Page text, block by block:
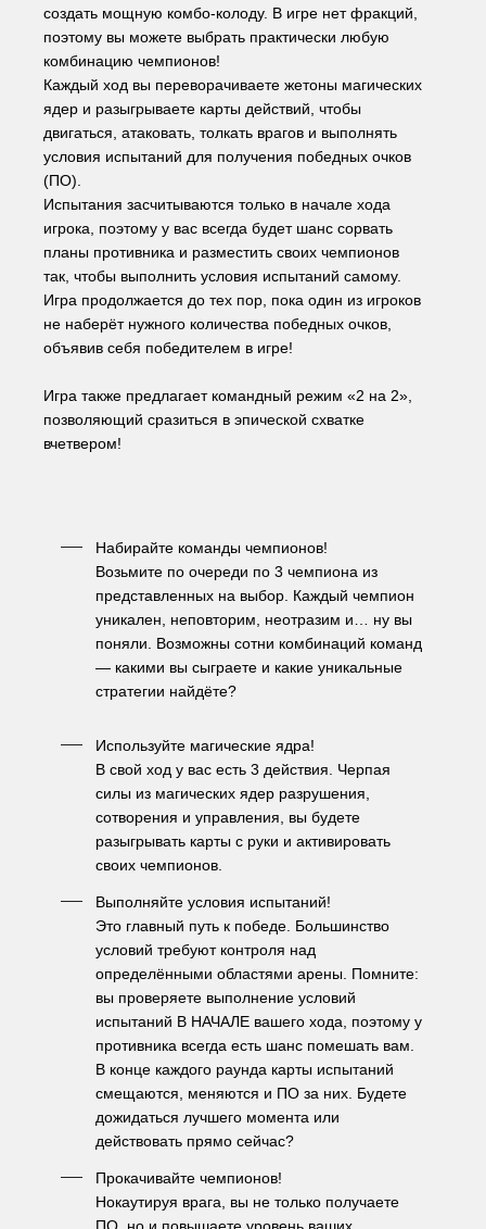
создать мощную комбо-колоду. В игре нет фракций,
поэтому вы можете выбрать практически любую
комбинацию чемпионов!
Каждый ход вы переворачиваете жетоны магических
ядер и разыгрываете карты действий, чтобы
двигаться, атаковать, толкать врагов и выполнять
условия испытаний для получения победных очков
(ПО).
Испытания засчитываются только в начале хода
игрока, поэтому у вас всегда будет шанс сорвать
планы противника и разместить своих чемпионов
так, чтобы выполнить условия испытаний самому.
Игра продолжается до тех пор, пока один из игроков
не наберёт нужного количества победных очков,
объявив себя победителем в игре!
Игра также предлагает командный режим «2 на 2»,
позволяющий сразиться в эпической схватке
вчетвером!
Набирайте команды чемпионов!
Возьмите по очереди по 3 чемпиона из
представленных на выбор. Каждый чемпион
уникален, неповторим, неотразим и… ну вы
поняли. Возможны сотни комбинаций команд
— какими вы сыграете и какие уникальные
стратегии найдёте?
Используйте магические ядра!
В свой ход у вас есть 3 действия. Черпая
силы из магических ядер разрушения,
сотворения и управления, вы будете
разыгрывать карты с руки и активировать
своих чемпионов.
Выполняйте условия испытаний!
Это главный путь к победе. Большинство
условий требуют контроля над
определёнными областями арены. Помните:
вы проверяете выполнение условий
испытаний В НАЧАЛЕ вашего хода, поэтому у
противника всегда есть шанс помешать вам.
В конце каждого раунда карты испытаний
смещаются, меняются и ПО за них. Будете
дожидаться лучшего момента или
действовать прямо сейчас?
Прокачивайте чемпионов!
Нокаутируя врага, вы не только получаете